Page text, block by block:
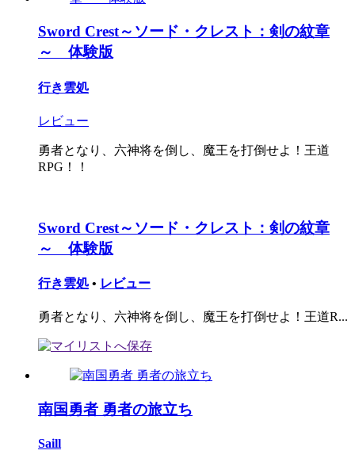
Sword Crest～ソード・クレスト：剣の紋章
～ 体験版
行き雲処
レビュー
勇者となり、六神将を倒し、魔王を打倒せよ！王道
RPG！！
Sword Crest～ソード・クレスト：剣の紋章
～ 体験版
行き雲処 • レビュー
勇者となり、六神将を倒し、魔王を打倒せよ！王道R...
南国勇者 勇者の旅立ち
Saill